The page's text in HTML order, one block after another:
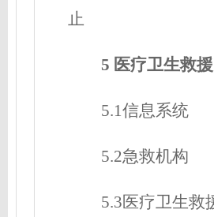
止
5 医疗卫生救
5.1信息系统
5.2急救机构
5.3医疗卫生救